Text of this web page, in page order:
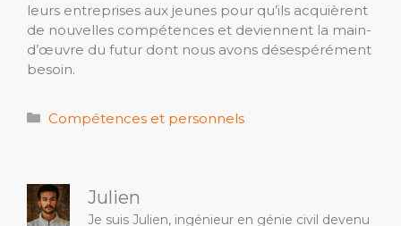
leurs entreprises aux jeunes pour qu’ils acquièrent
de nouvelles compétences et deviennent la main-
d’œuvre du futur dont nous avons désespérément
besoin.
Catégories
Compétences et personnels
Julien
Je suis Julien, ingénieur en génie civil devenu